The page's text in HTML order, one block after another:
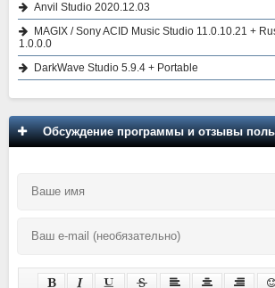
Anvil Studio 2020.12.03
MAGIX / Sony ACID Music Studio 11.0.10.21 +
1.0.0.0
DarkWave Studio 5.9.4 + Portable
Обсуждение программы и отзывы